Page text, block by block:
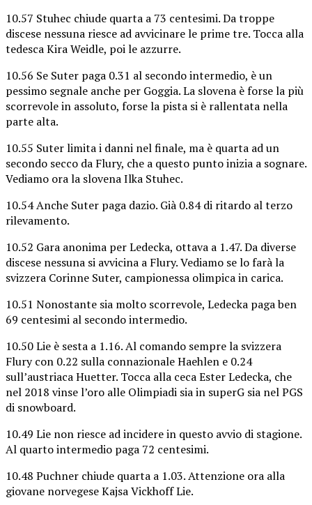
10.57 Stuhec chiude quarta a 73 centesimi. Da troppe
discese nessuna riesce ad avvicinare le prime tre. Tocca alla
tedesca Kira Weidle, poi le azzurre.
10.56 Se Suter paga 0.31 al secondo intermedio, è un
pessimo segnale anche per Goggia. La slovena è forse la più
scorrevole in assoluto, forse la pista si è rallentata nella
parte alta.
10.55 Suter limita i danni nel finale, ma è quarta ad un
secondo secco da Flury, che a questo punto inizia a sognare.
Vediamo ora la slovena Ilka Stuhec.
10.54 Anche Suter paga dazio. Già 0.84 di ritardo al terzo
rilevamento.
10.52 Gara anonima per Ledecka, ottava a 1.47. Da diverse
discese nessuna si avvicina a Flury. Vediamo se lo farà la
svizzera Corinne Suter, campionessa olimpica in carica.
10.51 Nonostante sia molto scorrevole, Ledecka paga ben
69 centesimi al secondo intermedio.
10.50 Lie è sesta a 1.16. Al comando sempre la svizzera
Flury con 0.22 sulla connazionale Haehlen e 0.24
sull’austriaca Huetter. Tocca alla ceca Ester Ledecka, che
nel 2018 vinse l’oro alle Olimpiadi sia in superG sia nel PGS
di snowboard.
10.49 Lie non riesce ad incidere in questo avvio di stagione.
Al quarto intermedio paga 72 centesimi.
10.48 Puchner chiude quarta a 1.03. Attenzione ora alla
giovane norvegese Kajsa Vickhoff Lie.